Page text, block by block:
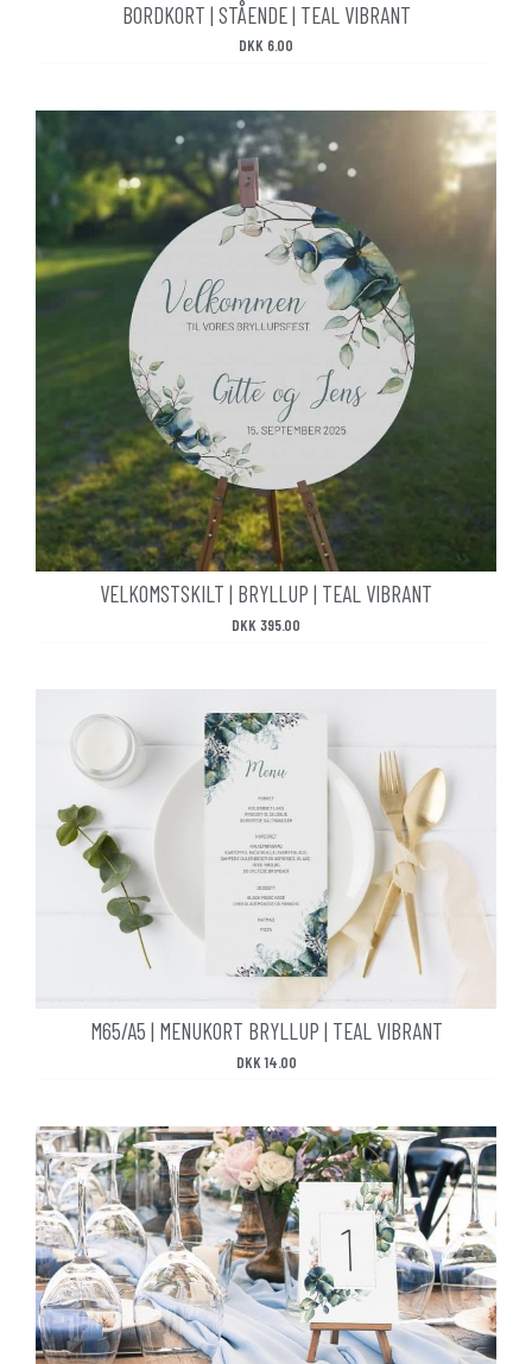
BORDKORT | STÅENDE | TEAL VIBRANT
DKK 6.00
VELKOMSTSKILT | BRYLLUP | TEAL VIBRANT
DKK 395.00
M65/A5 | MENUKORT BRYLLUP | TEAL VIBRANT
DKK14.00